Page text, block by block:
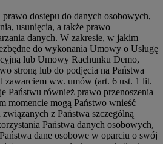
prawo dostępu do danych osobowych,
usunięcia, a także prawo
danych. W zakresie, w jakim
do wykonania Umowy o Usługę
lub Umowy Rachunku Demo,
stroną lub do podjęcia na Państwa
zawarciem ww. umów (art. 6 ust. 1 lit.
Państwu również prawo przenoszenia
momencie mogą Państwo wnieść
z Państwa szczególną
Państwa danych osobowych,
dane osobowe w oparciu o swój